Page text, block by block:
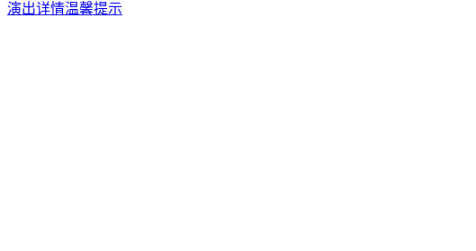
演出详情温馨提示